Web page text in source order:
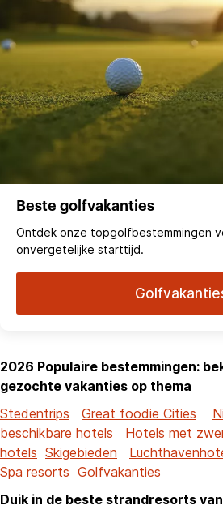
Beste golfvakanties
Ontdek onze topgolfbestemmingen
onvergetelijke starttijd.
2026 Populaire bestemmingen:
gezochte vakanties op thema
Stedentrips
Great foodie Cities
beschikbare hotels
Hotels met
hotels Skigebieden
Spa resorts Golfvakanties
Duik in de beste strandresorts van